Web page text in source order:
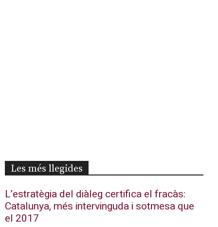
Les més llegides
L’estratègia del diàleg certifica el fracàs:
Catalunya, més intervinguda i sotmesa que
el 2017